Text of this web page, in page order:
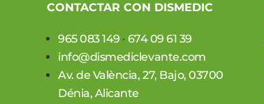
CONTACTAR CON DISMEDIC
965 083 149 · 674 09 61 39
info@dismediclevante.com
Av. de València, 27, Bajo, 03700
Dénia, Alicante